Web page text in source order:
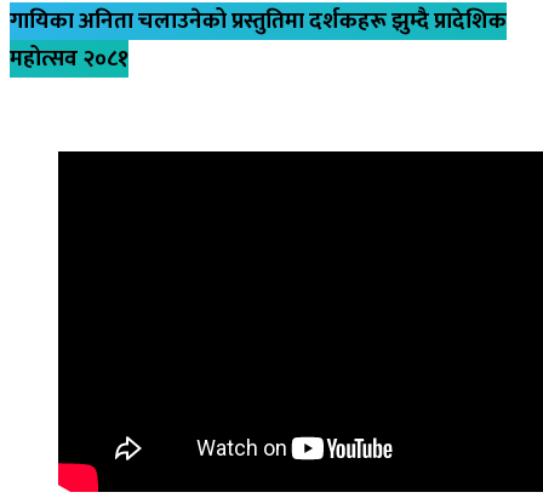
गायिका अनिता चलाउनेको प्रस्तुतिमा दर्शकहरू झुम्दै प्रादेशिक
महोत्सव २०८१